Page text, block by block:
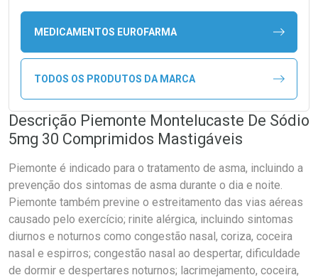
MEDICAMENTOS EUROFARMA
TODOS OS PRODUTOS DA MARCA
Descrição Piemonte Montelucaste De Sódio
5mg 30 Comprimidos Mastigáveis
Piemonte é indicado para o tratamento de asma, incluindo a
prevenção dos sintomas de asma durante o dia e noite.
Piemonte também previne o estreitamento das vias aéreas
causado pelo exercício; rinite alérgica, incluindo sintomas
diurnos e noturnos como congestão nasal, coriza, coceira
nasal e espirros; congestão nasal ao despertar, dificuldade
de dormir e despertares noturnos; lacrimejamento, coceira,